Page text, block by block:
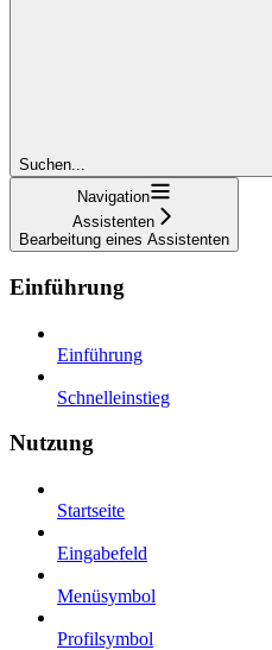
Suchen...
Navigation
Assistenten
Bearbeitung eines Assistenten
Einführung
Einführung
Schnelleinstieg
Nutzung
Startseite
Eingabefeld
Menüsymbol
Profilsymbol